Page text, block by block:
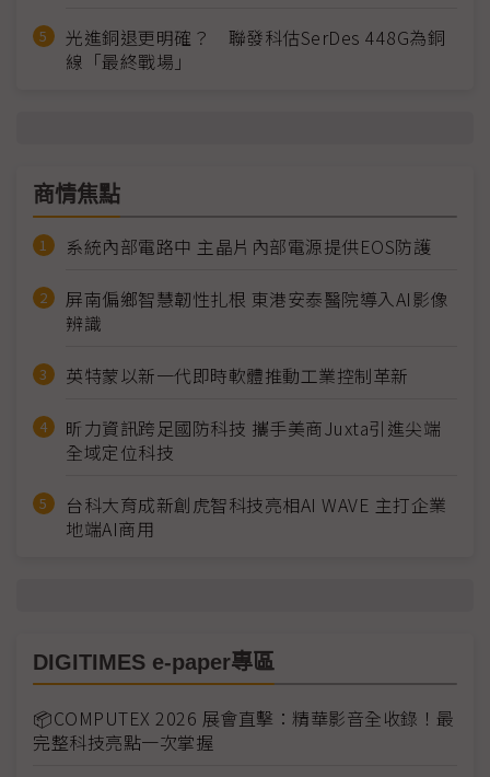
光進銅退更明確？ 聯發科估SerDes 448G為銅
線「最終戰場」
商情焦點
系統內部電路中 主晶片內部電源提供EOS防護
屏南偏鄉智慧韌性扎根 東港安泰醫院導入AI影像
辨識
英特蒙以新一代即時軟體推動工業控制革新
昕力資訊跨足國防科技 攜手美商Juxta引進尖端
全域定位科技
台科大育成新創虎智科技亮相AI WAVE 主打企業
地端AI商用
DIGITIMES e-paper專區
📦COMPUTEX 2026 展會直擊：精華影音全收錄！最
完整科技亮點一次掌握